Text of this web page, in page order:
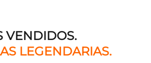
VENDIDOS.
LEGENDARIAS.